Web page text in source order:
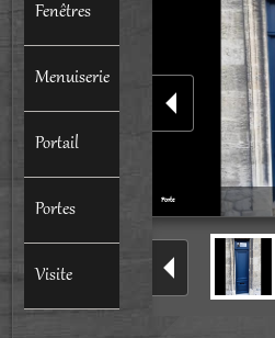
Fenêtres
Menuiserie
Portail
Portes
Visite
Porte